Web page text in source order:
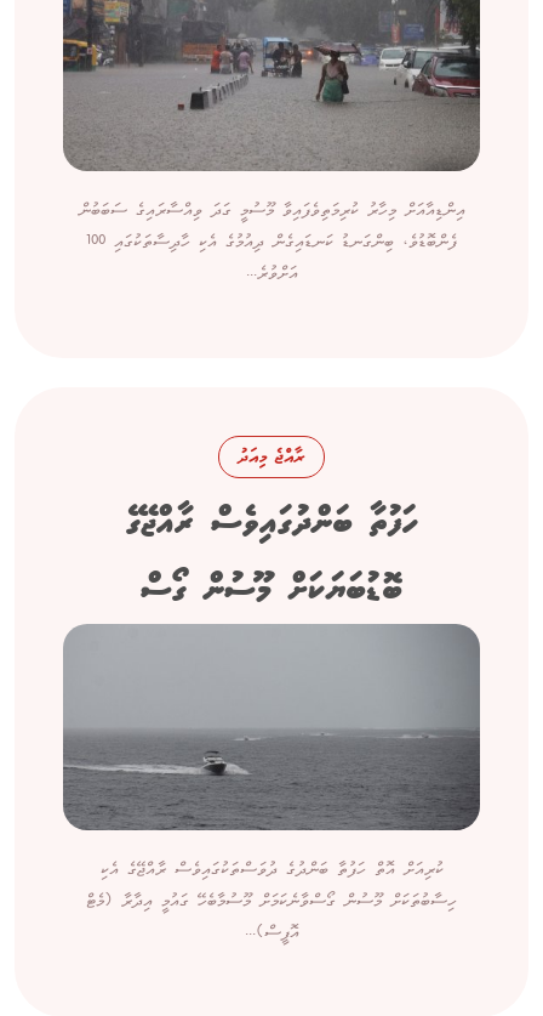
އިންޑިއާއަށް މިހާރު ކުރިމަތިވެފައިވާ މޫސުމީ ގަދަ ވިއްސާރައިގެ ސަބަބުން
ފެންބޮޑުވެ، ބިންގަނޑު ކަނޑައިގެން ދިއުމުގެ އެކި ހާދިސާތަކުގައި 100
އަށްވުރެ...
ރާއްޖެ މިއަދު
ހަފުތާ ބަންދުގައިވެސް ރާއްޖޭގެ
ބޮޑުބަޔަކަށް މޫސުން ގޯސް
ކުރިއަށް އޮތް ހަފުތާ ބަންދުގެ ދުވަސްތަކުގައިވެސް ރާއްޖޭގެ އެކި
ހިސާބުތަކަށް މޫސުން ގޯސްވާނެކަމަށް މޫސުމާބެހޭ ގައުމީ އިދާރާ (މެޓް
އޮފީސް)...